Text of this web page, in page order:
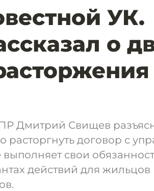
УК.
о
Дмитрий Свищев
расторгнуть договор с
свои
действий для жильцов